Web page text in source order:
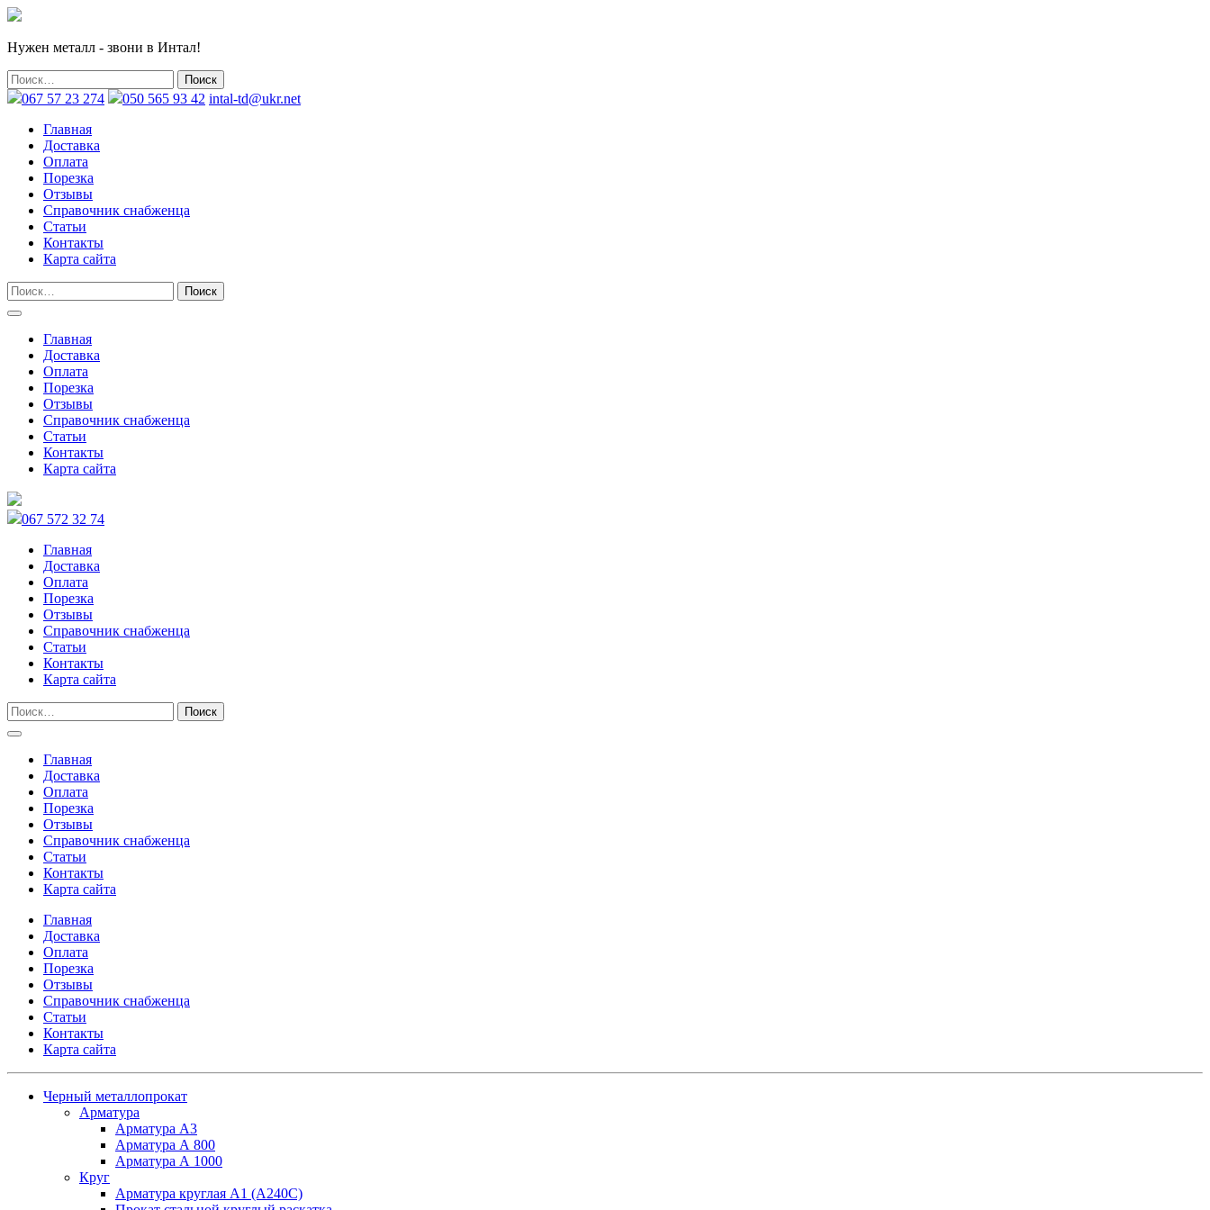
Нужен металл - звони в Интал!
067 57 23 274 050 565 93 42 intal-td@ukr.net
Главная
Доставка
Оплата
Порезка
Отзывы
Справочник снабженца
Статьи
Контакты
Карта сайта
Главная
Доставка
Оплата
Порезка
Отзывы
Справочник снабженца
Статьи
Контакты
Карта сайта
067 572 32 74
Главная
Доставка
Оплата
Порезка
Отзывы
Справочник снабженца
Статьи
Контакты
Карта сайта
Главная
Доставка
Оплата
Порезка
Отзывы
Справочник снабженца
Статьи
Контакты
Карта сайта
Главная
Доставка
Оплата
Порезка
Отзывы
Справочник снабженца
Статьи
Контакты
Карта сайта
Черный металлопрокат
Арматура
Арматура А3
Арматура А 800
Арматура А 1000
Круг
Арматура круглая А1 (А240C)